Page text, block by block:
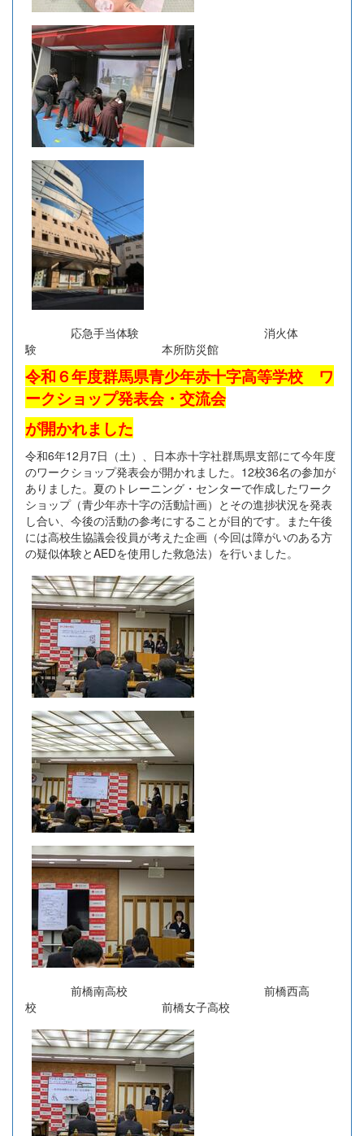
応急手当体験 消火体
験 本所防災館
令和６年度群馬県青少年赤十字高等学校 ワ
ークショップ発表会・交流会
が開かれました
令和6年12月7日（土）、日本赤十字社群馬県支部にて今年度
のワークショップ発表会が開かれました。12校36名の参加が
ありました。夏のトレーニング・センターで作成したワーク
ショップ（青少年赤十字の活動計画）とその進捗状況を発表
し合い、今後の活動の参考にすることが目的です。また午後
には高校生協議会役員が考えた企画（今回は障がいのある方
の疑似体験とAEDを使用した救急法）を行いました。
前橋南高校 前橋西高
校 前橋女子高校